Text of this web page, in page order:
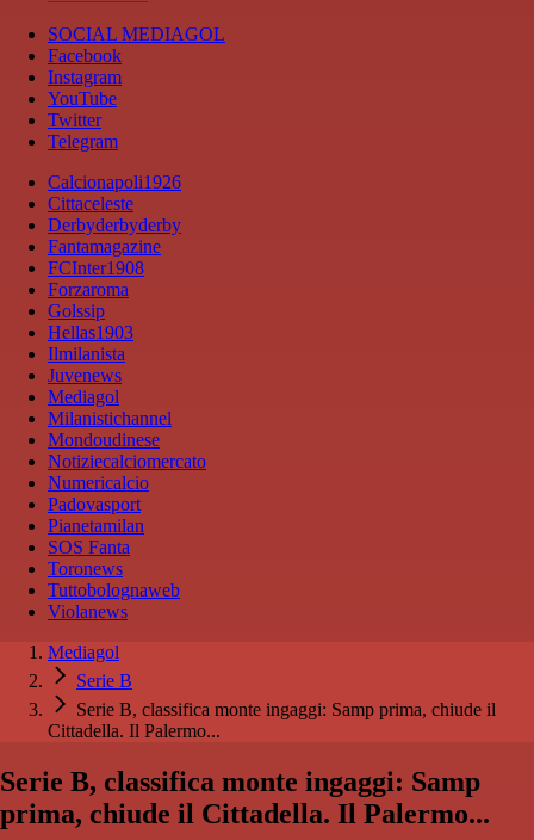
SOCIAL MEDIAGOL
Facebook
Instagram
YouTube
Twitter
Telegram
Calcionapoli1926
Cittaceleste
Derbyderbyderby
Fantamagazine
FCInter1908
Forzaroma
Golssip
Hellas1903
Ilmilanista
Juvenews
Mediagol
Milanistichannel
Mondoudinese
Notiziecalciomercato
Numericalcio
Padovasport
Pianetamilan
SOS Fanta
Toronews
Tuttobolognaweb
Violanews
Mediagol
Serie B
Serie B, classifica monte ingaggi: Samp prima, chiude il
Cittadella. Il Palermo...
Serie B, classifica monte ingaggi: Samp
prima, chiude il Cittadella. Il Palermo...